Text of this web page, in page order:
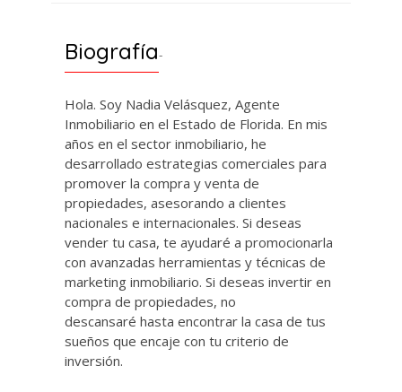
Biografía-
Hola. Soy Nadia Velásquez, Agente
Inmobiliario en el Estado de Florida. En mis
años en el sector inmobiliario, he
desarrollado estrategias comerciales para
promover la compra y venta de
propiedades, asesorando a clientes
nacionales e internacionales. Si deseas
vender tu casa, te ayudaré a promocionarla
con avanzadas herramientas y técnicas de
marketing inmobiliario. Si deseas invertir en
compra de propiedades, no
descansaré hasta encontrar la casa de tus
sueños que encaje con tu criterio de
inversión.